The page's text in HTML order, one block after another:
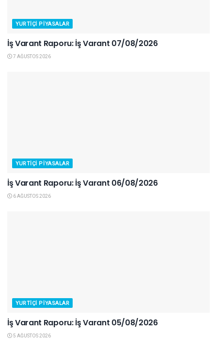
YURTIÇI PIYASALAR
İş Varant Raporu: İş Varant 07/08/2026
7 AĞUSTOS 2026
YURTIÇI PIYASALAR
İş Varant Raporu: İş Varant 06/08/2026
6 AĞUSTOS 2026
YURTIÇI PIYASALAR
İş Varant Raporu: İş Varant 05/08/2026
5 AĞUSTOS 2026